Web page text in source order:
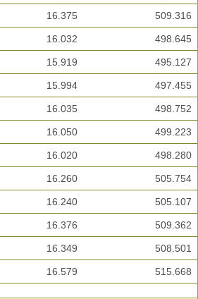
16.375 509.316
16.032 498.645
15.919 495.127
15.994 497.455
16.035 498.752
16.050 499.223
16.020 498.280
16.260 505.754
16.240 505.107
16.376 509.362
16.349 508.501
16.579 515.668